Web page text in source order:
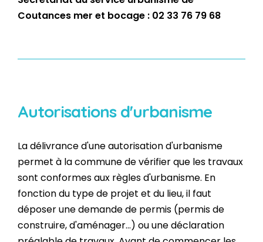
Coutances mer et bocage : 02 33 76 79 68
Autorisations d'urbanisme
La délivrance d'une autorisation d'urbanisme
permet à la commune de vérifier que les travaux
sont conformes aux règles d'urbanisme. En
fonction du type de projet et du lieu, il faut
déposer une demande de permis (permis de
construire, d'aménager...) ou une déclaration